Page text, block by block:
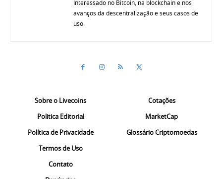
Interessado no Bitcoin, na blockchain e nos
avanços da descentralização e seus casos de
uso.
Sobre o Livecoins
Politica Editorial
Política de Privacidade
Termos de Uso
Contato
Cotações
MarketCap
Glossário Criptomoedas